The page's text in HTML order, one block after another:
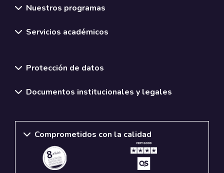
Nuestros programas
Servicios académicos
Protección de datos
Documentos institucionales y legales
Comprometidos con la calidad